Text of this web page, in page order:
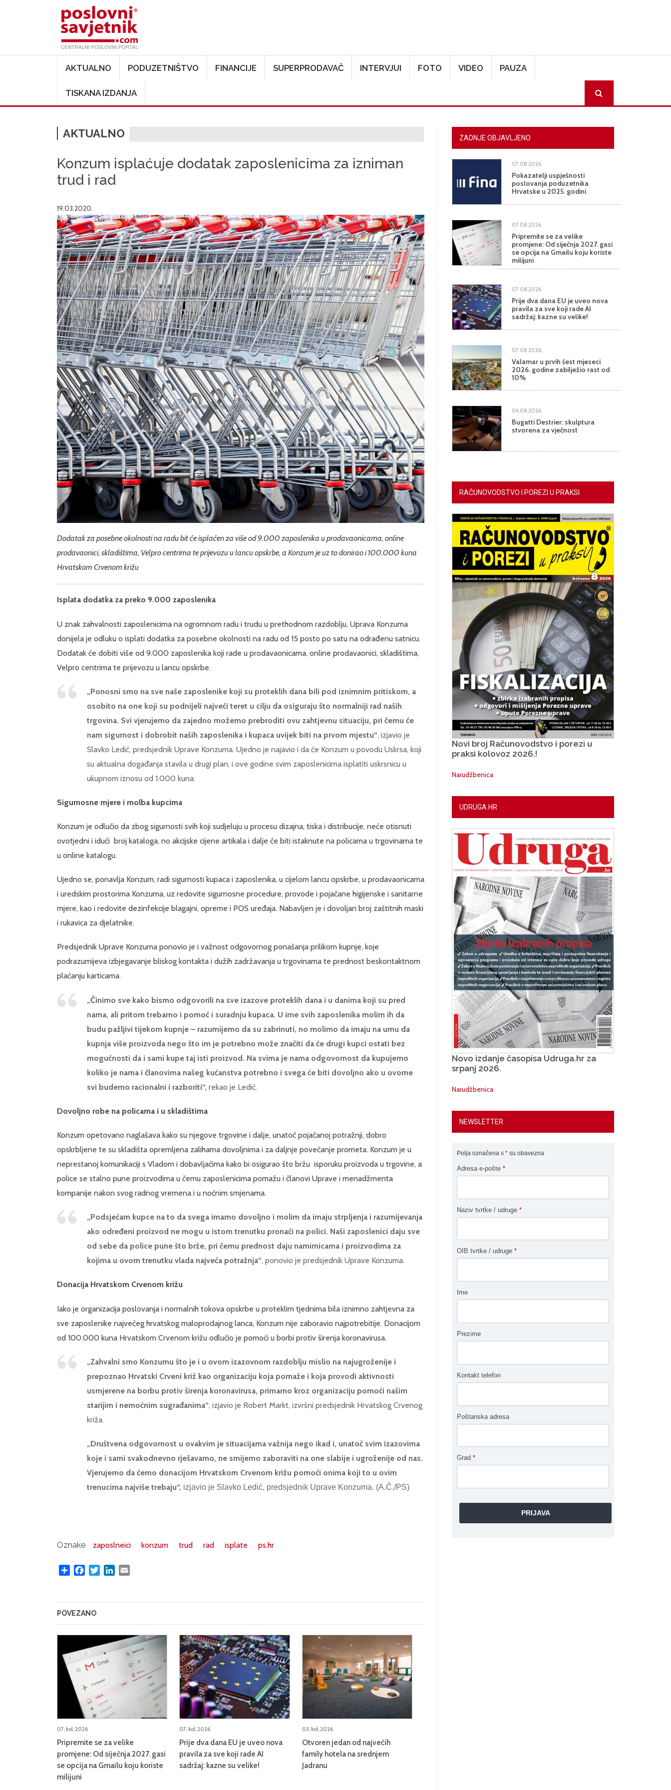
AKTUALNO PODUZETNIŠTVO FINANCIJE SUPERPRODAVAČ INTERVJUI FOTO VIDEO PAUZA
TISKANA IZDANJA
AKTUALNO
Konzum isplaćuje dodatak zaposlenicima za izniman
trud i rad
19.03.2020.
Dodatak za posebne okolnosti na radu bit će isplaćen za više od 9.000 zaposlenika u prodavaonicama, online
prodavaonici, skladištima, Velpro centrima te prijevozu u lancu opskrbe, a Konzum je uz to donirao i 100.000 kuna
Hrvatskom Crvenom križu
Isplata dodatka za preko 9.000 zaposlenika
U znak zahvalnosti zaposlenicima na ogromnom radu i trudu u prethodnom razdoblju, Uprava Konzuma
donijela je odluku o isplati dodatka za posebne okolnosti na radu od 15 posto po satu na odrađenu satnicu.
Dodatak će dobiti više od 9.000 zaposlenika koji rade u prodavaonicama, online prodavaonici, skladištima,
Velpro centrima te prijevozu u lancu opskrbe.
„Ponosni smo na sve naše zaposlenike koji su proteklih dana bili pod iznimnim pritiskom, a
osobito na one koji su podnijeli najveći teret u cilju da osiguraju što normalniji rad naših
trgovina. Svi vjerujemo da zajedno možemo prebroditi ovu zahtjevnu situaciju, pri čemu će
nam sigurnost i dobrobit naših zaposlenika i kupaca uvijek biti na prvom mjestu“, izjavio je
Slavko Ledić, predsjednik Uprave Konzuma. Ujedno je najavio i da će Konzum u povodu Uskrsa, koji
su aktualna događanja stavila u drugi plan, i ove godine svim zaposlenicima isplatiti uskrsnicu u
ukupnom iznosu od 1.000 kuna.
Sigurnosne mjere i molba kupcima
Konzum je odlučio da zbog sigurnosti svih koji sudjeluju u procesu dizajna, tiska i distribucije, neće otisnuti
ovotjedni i idući broj kataloga, no akcijske cijene artikala i dalje će biti istaknute na policama u trgovinama te
u online katalogu.
Ujedno se, ponavlja Konzum, radi sigurnosti kupaca i zaposlenika, u cijelom lancu opskrbe, u prodavaonicama
i uredskim prostorima Konzuma, uz redovite sigurnosne procedure, provode i pojačane higijenske i sanitarne
mjere, kao i redovite dezinfekcije blagajni, opreme i POS uređaja. Nabavljen je i dovoljan broj zaštitnih maski
i rukavica za djelatnike.
Predsjednik Uprave Konzuma ponovio je i važnost odgovornog ponašanja prilikom kupnje, koje
podrazumijeva izbjegavanje bliskog kontakta i dužih zadržavanja u trgovinama te prednost beskontaktnom
plaćanju karticama.
„Činimo sve kako bismo odgovorili na sve izazove proteklih dana i u danima koji su pred
nama, ali pritom trebamo i pomoć i suradnju kupaca. U ime svih zaposlenika molim ih da
budu pažljivi tijekom kupnje – razumijemo da su zabrinuti, no molimo da imaju na umu da
kupnja više proizvoda nego što im je potrebno može značiti da će drugi kupci ostati bez
mogućnosti da i sami kupe taj isti proizvod. Na svima je nama odgovornost da kupujemo
koliko je nama i članovima našeg kućanstva potrebno i svega će biti dovoljno ako u ovome
svi budemo racionalni i razboriti“, rekao je Ledić.
Dovoljno robe na policama i u skladištima
Konzum opetovano naglašava kako su njegove trgovine i dalje, unatoč pojačanoj potražnji, dobro
opskrbljene te su skladišta opremljena zalihama dovoljnima i za daljnje povećanje prometa. Konzum je u
neprestanoj komunikaciji s Vladom i dobavljačima kako bi osigurao što bržu isporuku proizvoda u trgovine, a
police se stalno pune proizvodima u čemu zaposlenicima pomažu i članovi Uprave i menadžmenta
kompanije nakon svog radnog vremena i u noćnim smjenama.
„Podsjećam kupce na to da svega imamo dovoljno i molim da imaju strpljenja i razumijevanja
ako određeni proizvod ne mogu u istom trenutku pronaći na polici. Naši zaposlenici daju sve
od sebe da police pune što brže, pri čemu prednost daju namirnicama i proizvodima za
kojima u ovom trenutku vlada najveća potražnja“, ponovio je predsjednik Uprave Konzuma.
Donacija Hrvatskom Crvenom križu
Iako je organizacija poslovanja i normalnih tokova opskrbe u proteklim tjednima bila iznimno zahtjevna za
sve zaposlenike najvećeg hrvatskog maloprodajnog lanca, Konzum nije zaboravio najpotrebitije. Donacijom
od 100.000 kuna Hrvatskom Crvenom križu odlučio je pomoći u borbi protiv širenja koronavirusa.
„Zahvalni smo Konzumu što je i u ovom izazovnom razdoblju mislio na najugroženije i
prepoznao Hrvatski Crveni križ kao organizaciju koja pomaže i koja provodi aktivnosti
usmjerene na borbu protiv širenja koronavirusa, primarno kroz organizaciju pomoći našim
starijim i nemoćnim sugrađanima“, izjavio je Robert Markt, izvršni predsjednik Hrvatskog Crvenog
križa.
„Društvena odgovornost u ovakvim je situacijama važnija nego ikad i, unatoč svim izazovima
koje i sami svakodnevno rješavamo, ne smijemo zaboraviti na one slabije i ugroženije od nas.
Vjerujemo da ćemo donacijom Hrvatskom Crvenom križu pomoći onima koji to u ovim
trenucima najviše trebaju“, izjavio je Slavko Ledić, predsjednik Uprave Konzuma. (A.Č./PS)
Oznake zaposlneici konzum trud rad isplate ps.hr
Share FacebookTwitterLinkedIn
POVEZANO
07, kol, 2026
Pripremite se za velike
promjene: Od siječnja 2027. gasi
se opcija na Gmailu koju koriste
milijuni
07, kol, 2026
Prije dva dana EU je uveo nova
pravila za sve koji rade AI
sadržaj: kazne su velike!
03, kol, 2026
Otvoren jedan od najvećih
family hotela na srednjem
Jadranu
ZADNJE OBJAVLJENO
07.08.2026.
Pokazatelji uspješnosti
poslovanja poduzetnika
Hrvatske u 2025. godini
07.08.2026.
Pripremite se za velike
promjene: Od siječnja 2027. gasi
se opcija na Gmailu koju koriste
milijuni
07.08.2026.
Prije dva dana EU je uveo nova
pravila za sve koji rade AI
sadržaj: kazne su velike!
07.08.2026.
Valamar u prvih šest mjeseci
2026. godine zabilježio rast od
10%
06.08.2026.
Bugatti Destrier: skulptura
stvorena za vječnost
RAČUNOVODSTVO I POREZI U PRAKSI
Novi broj Računovodstvo i porezi u
praksi kolovoz 2026.!
Narudžbenica
UDRUGA.HR
Novo izdanje časopisa Udruga.hr za
srpanj 2026.
Narudžbenica
NEWSLETTER
Polja označena s * su obavezna
Adresa e-pošte *
Naziv tvrtke / udruge *
OIB tvrtke / udruge *
Ime
Prezime
Kontakt telefon
Poštanska adresa
Grad *